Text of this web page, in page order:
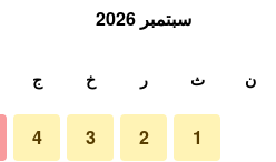
سبتمبر 2026
ن ث ر خ ج
1
2
3
4